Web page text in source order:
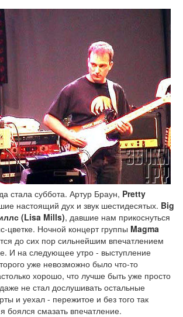
стала суббота. Артур Браун, Pretty
настоящий дух и звук шестидесятых. Big
(Lisa Mills), давшие нам прикоснуться
цветке. Ночной концерт группы Magma
до сих пор сильнейшим впечатлением
И на следующее утро - выступление
уже невозможно было что-то
хорошо, что лучше быть уже просто
не стал дослушивать остальные
и уехал - пережитое и без того так
боялся смазать впечатление.